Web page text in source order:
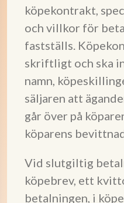
köpekontrakt,
och villkor för
fastställs.
skriftligt och ska
namn,
säljaren att
går över på
köparens
Vid slutgiltig
köpebrev, ett
betalningen, i